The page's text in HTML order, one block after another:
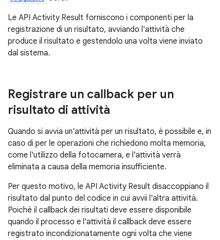
Le API Activity Result forniscono i componenti per la
registrazione di un risultato, avviando l'attività che
produce il risultato e gestendolo una volta viene inviato
dal sistema.
Registrare un callback per un
risultato di attività
Quando si avvia un'attività per un risultato, è possibile e, in
caso di per le operazioni che richiedono molta memoria,
come l'utilizzo della fotocamera, e l'attività verrà
eliminata a causa della memoria insufficiente.
Per questo motivo, le API Activity Result disaccoppiano il
risultato dal punto del codice in cui avvii l'altra attività.
Poiché il callback dei risultati deve essere disponibile
quando il processo e l'attività il callback deve essere
registrato incondizionatamente ogni volta che viene